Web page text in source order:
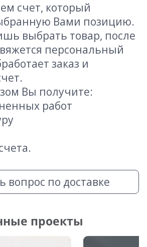
счет, который
Вами позицию.
выбрать товар, после
персональный
заказ и
Вы получите:
работ
вопрос по доставке
проекты